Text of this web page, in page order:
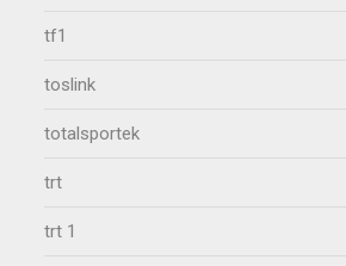
tf1
toslink
totalsportek
trt
trt 1